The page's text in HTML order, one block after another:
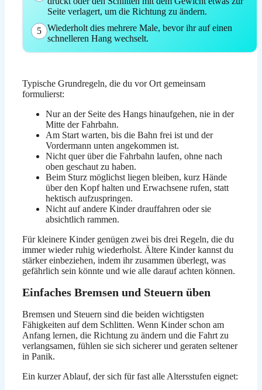
Seite verlagert, um die Richtung zu ändern.
5 Wiederholt dies mehrere Male, bevor ihr auf einen
schnelleren Hang wechselt.
Typische Grundregeln, die du vor Ort gemeinsam
formulierst:
Nur an der Seite des Hangs hinaufgehen, nie in der
Mitte der Fahrbahn.
Am Start warten, bis die Bahn frei ist und der
Vordermann unten angekommen ist.
Nicht quer über die Fahrbahn laufen, ohne nach
oben geschaut zu haben.
Beim Sturz möglichst liegen bleiben, kurz Hände
über den Kopf halten und Erwachsene rufen, statt
hektisch aufzuspringen.
Nicht auf andere Kinder drauffahren oder sie
absichtlich rammen.
Für kleinere Kinder genügen zwei bis drei Regeln, die du
immer wieder ruhig wiederholst. Ältere Kinder kannst du
stärker einbeziehen, indem ihr zusammen überlegt, was
gefährlich sein könnte und wie alle darauf achten können.
Einfaches Bremsen und Steuern üben
Bremsen und Steuern sind die beiden wichtigsten
Fähigkeiten auf dem Schlitten. Wenn Kinder schon am
Anfang lernen, die Richtung zu ändern und die Fahrt zu
verlangsamen, fühlen sie sich sicherer und geraten seltener
in Panik.
Ein kurzer Ablauf, der sich für fast alle Altersstufen eignet: